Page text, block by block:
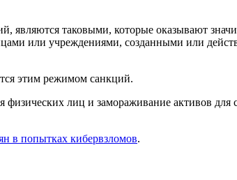
таковыми, которые оказывают
или учреждениями, созданными или
этим режимом санкций.
лиц и замораживание активов для
в попытках кибервзломов.